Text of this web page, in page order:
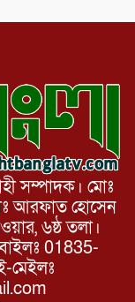
সম্পাদক। মোঃ
আরফাত হোসেন
৬ষ্ঠ তলা।
01835-
মেইলঃ